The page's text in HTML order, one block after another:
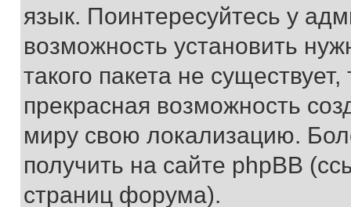
язык. Поинтересуйтесь у
возможность установить
такого пакета не
прекрасная возможность
миру свою локализацию.
получить на сайте phpBB
страниц форума).